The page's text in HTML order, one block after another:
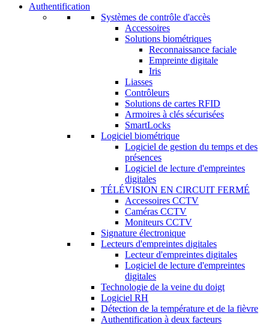
Authentification
Systèmes de contrôle d'accès
Accessoires
Solutions biométriques
Reconnaissance faciale
Empreinte digitale
Iris
Liasses
Contrôleurs
Solutions de cartes RFID
Armoires à clés sécurisées
SmartLocks
Logiciel biométrique
Logiciel de gestion du temps et des
présences
Logiciel de lecture d'empreintes
digitales
TÉLÉVISION EN CIRCUIT FERMÉ
Accessoires CCTV
Caméras CCTV
Moniteurs CCTV
Signature électronique
Lecteurs d'empreintes digitales
Lecteur d'empreintes digitales
Logiciel de lecture d'empreintes
digitales
Technologie de la veine du doigt
Logiciel RH
Détection de la température et de la fièvre
Authentification à deux facteurs